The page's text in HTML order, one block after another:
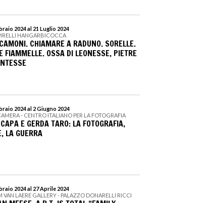
2024 al 21 Luglio 2024
HANGARBICOCCA
CHIAMARE A RADUNO. SORELLE.
FIAMMELLE. OSSA DI LEONESSE, PIETRE
2024 al 2 Giugno 2024
- CENTRO ITALIANO PER LA FOTOGRAFIA
E GERDA TARO: LA FOTOGRAFIA,
LA GUERRA
2024 al 27 Aprile 2024
VAN LAERE GALLERY - PALAZZO DONARELLI RICCI